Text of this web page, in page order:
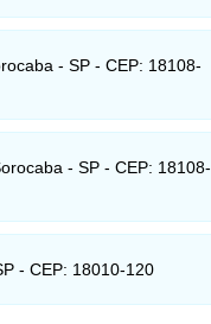
- SP - CEP: 18108-
- SP - CEP: 18108-
- CEP: 18010-120